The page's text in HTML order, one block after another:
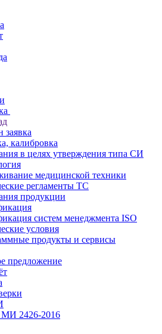
заявка
калибровка
в целях утверждения типа СИ
медицинской техники
регламенты ТС
продукции
систем менеджмента ISO
условия
продукты и сервисы
предложение
2426-2016